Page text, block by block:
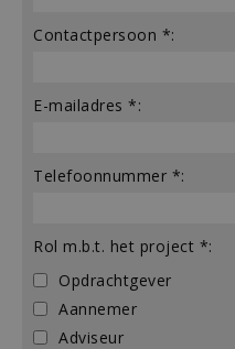
Contactpersoon *:
E-mailadres *:
Telefoonnummer *:
Rol m.b.t. het project *:
Opdrachtgever
Aannemer
Adviseur